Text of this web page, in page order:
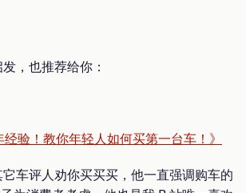
，也推荐给你：
验！教你年轻人如何买第一台车！》
车评人劝你买买买，他一直强调购车的